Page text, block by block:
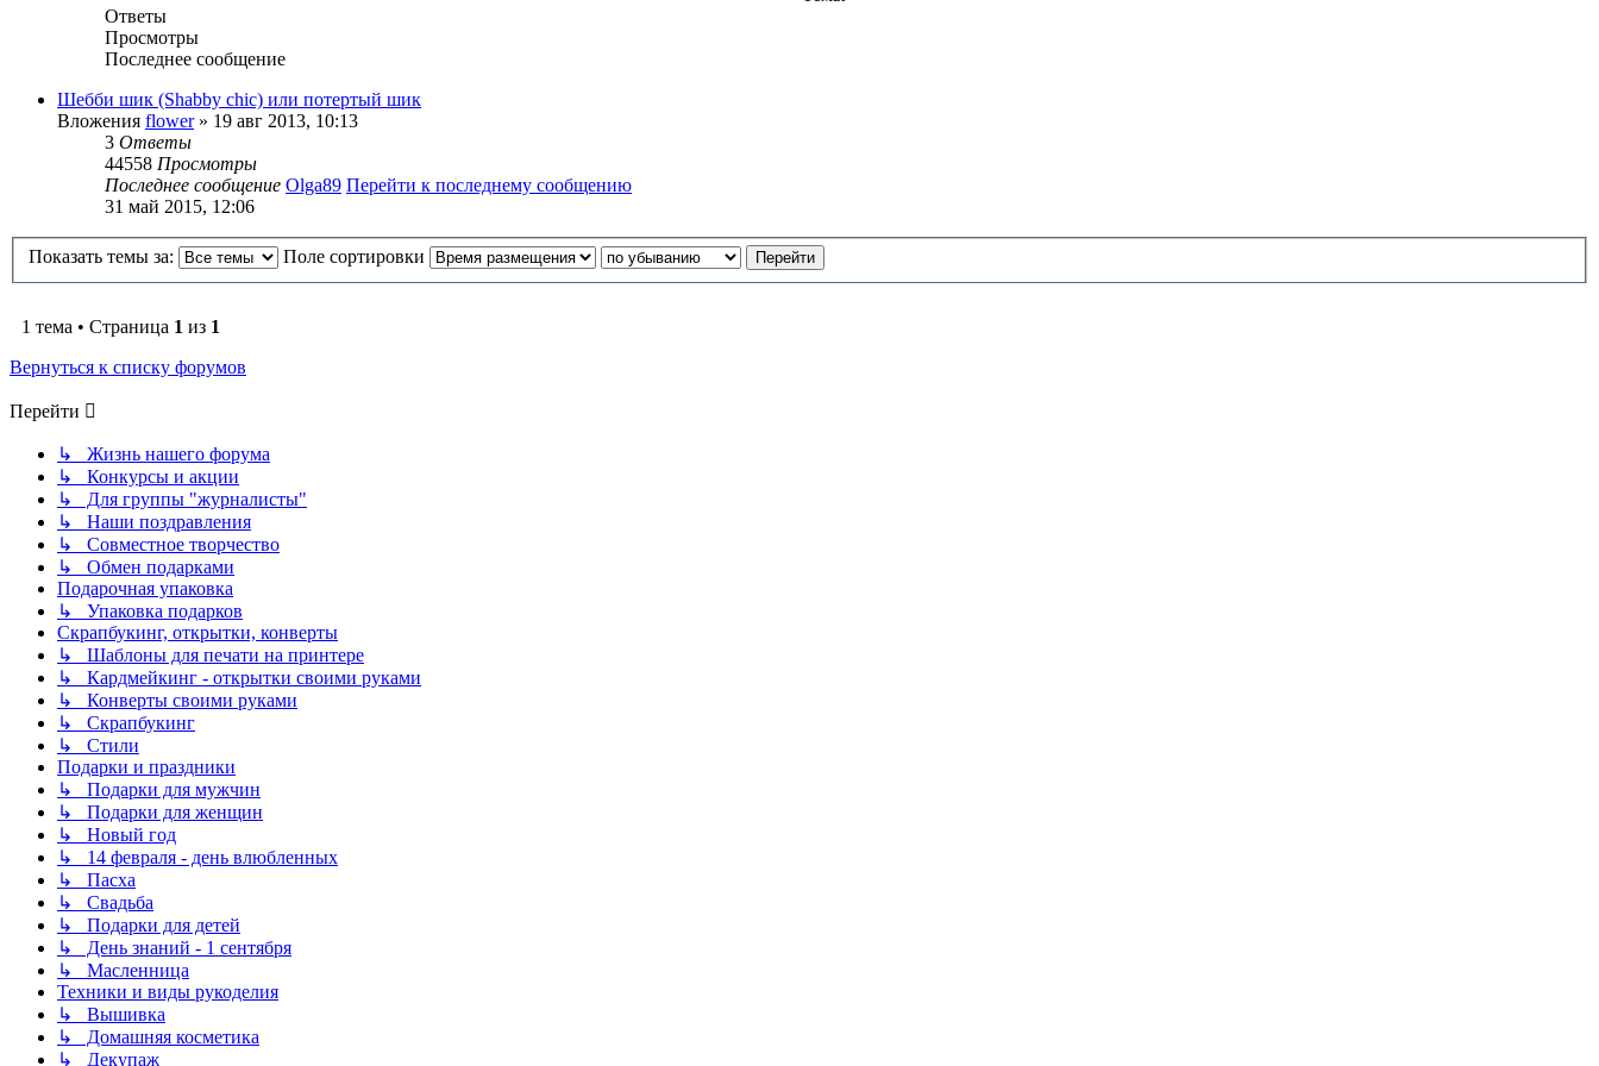
Ответы
Просмотры
Последнее сообщение
Шебби шик (Shabby chic) или потертый шик
Вложения flower» 19 авг 2013, 10:13
3 Ответы
44558 Просмотры
Последнее сообщение Olga89 Перейти к последнему сообщению
31 май 2015, 12:06
Показать темы за: Поле сортировки
1 тема • Страница 1 из 1
Вернуться к списку форумов
Перейти
↳ Жизнь нашего форума
↳ Конкурсы и акции
↳ Для группы "журналисты"
↳ Наши поздравления
↳ Совместное творчество
↳ Обмен подарками
Подарочная упаковка
↳ Упаковка подарков
Скрапбукинг, открытки, конверты
↳ Шаблоны для печати на принтере
↳ Кардмейкинг - открытки своими руками
↳ Конверты своими руками
↳ Скрапбукинг
↳ Стили
Подарки и праздники
↳ Подарки для мужчин
↳ Подарки для женщин
↳ Новый год
↳ 14 февраля - день влюбленных
↳ Пасха
↳ Свадьба
↳ Подарки для детей
↳ День знаний - 1 сентября
↳ Масленница
Техники и виды рукоделия
↳ Вышивка
↳ Домашняя косметика
↳ Декупаж